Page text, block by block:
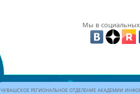
Мы в социальных
ЧУВАШСКОЕ РЕГИОНАЛЬНОЕ ОТДЕЛЕНИЕ АКАДЕМИИ